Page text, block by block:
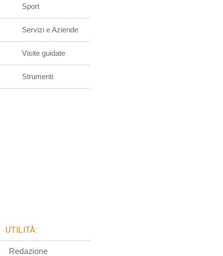
Sport
Servizi e Aziende
Visite guidate
Strumenti
UTILITÀ:
Redazione